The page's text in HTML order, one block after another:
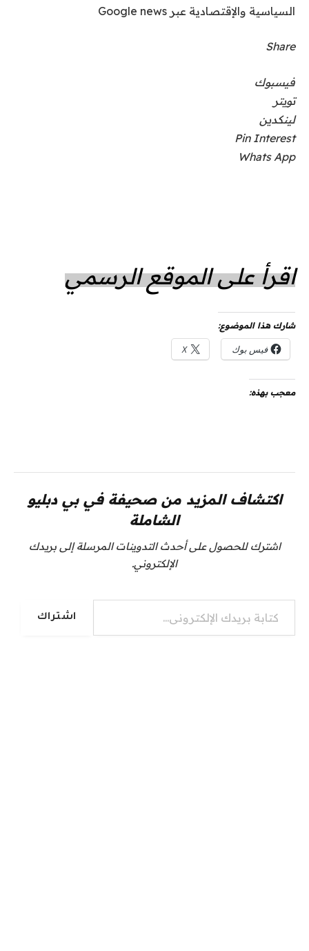
السياسية والإقتصادية عبر Google news
Share
فيسبوك
تويتر
لينكدين
Pin Interest
Whats App
اقرأ على الموقع الرسمي
شارك هذا الموضوع:
فيس بوك X
معجب بهذه:
اكتشاف المزيد من صحيفة في بي دبليو
الشاملة
اشترك للحصول على أحدث التدوينات المرسلة إلى بريدك
الإلكتروني.
كتابة بريدك الإلكتروني...
اشتراك